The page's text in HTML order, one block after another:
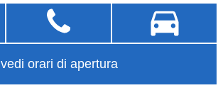
vedi orari di apertura